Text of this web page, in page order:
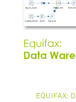
EQUIFAX: